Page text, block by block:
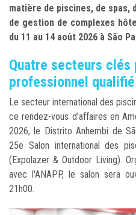
matière de piscines, de
de gestion de complexes
du 11 au 14 août 2026 à São
Quatre secteurs
professionnel qualifié
Le secteur international des
ce rendez-vous d'affaires en
2026, le Distrito Anhembi de
25e Salon international des
(Expolazer & Outdoor Living).
avec l'ANAPP, le salon sera
21h00.